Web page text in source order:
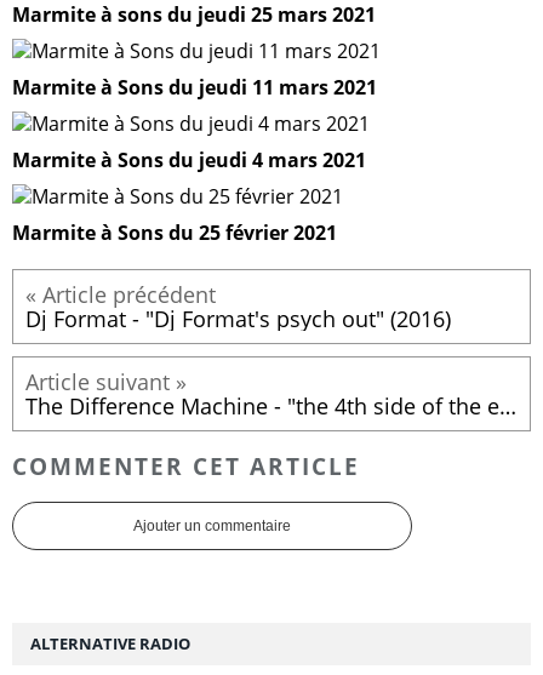
Marmite à sons du jeudi 25 mars 2021
Marmite à Sons du jeudi 11 mars 2021
Marmite à Sons du jeudi 4 mars 2021
Marmite à Sons du 25 février 2021
Dj Format - "Dj Format's psych out" (2016)
The Difference Machine - "the 4th side of the eternal triangle" (2016)
COMMENTER CET ARTICLE
Ajouter un commentaire
ALTERNATIVE RADIO